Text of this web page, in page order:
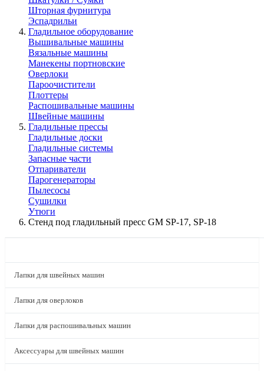
Шторная фурнитура
Эспадрильи
Гладильное оборудование
Вышивальные машины
Вязальные машины
Манекены портновские
Оверлоки
Пароочистители
Плоттеры
Распошивальные машины
Швейные машины
Гладильные прессы
Гладильные доски
Гладильные системы
Запасные части
Отпариватели
Парогенераторы
Пылесосы
Сушилки
Утюги
Стенд под гладильный пресс GM SP-17, SP-18
Лапки для швейных машин
Лапки для оверлоков
Лапки для распошивальных машин
Аксессуары для швейных машин